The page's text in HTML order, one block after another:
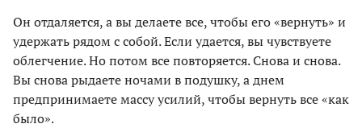
Он отдаляется, а вы делаете все, чтобы его «вернуть» и
удержать рядом с собой. Если удается, вы чувствуете
облегчение. Но потом все повторяется. Снова и снова.
Вы снова рыдаете ночами в подушку, а днем
предпринимаете массу усилий, чтобы вернуть все «как
было».